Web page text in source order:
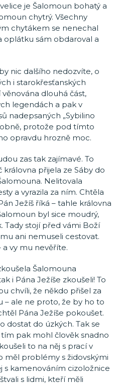
je Šalomoun bohatý a
chytrý. Všechny
chytákem se nenechal
oplátku sám obdaroval a
nic dalšího nedozvíte, o
i starokřesťanských
dlouhá část,
legendách a pak v
nadepsaných „Sybilino
protože pod tímto
opravdu hrozně moc.
zas tak zajímavé. To
přijela ze Sáby do
Nelitovala
a vyrazila za ním. Chtěla
Ježíš říká – tahle královna
byl sice moudrý,
Tady stojí před vámi Boží
ani nemuseli cestovat.
a vy mu nevěříte.
Šalomouna
i Pána Ježíše zkoušeli! To
chvíli, že někdo přišel za
– ale ne proto, že by ho to
Pána Ježíše pokoušet.
dostat do úzkých. Tak se
pak mohl člověk snadno
to na něj s prací v
měl problémy s židovskými
s kamenováním cizoložnice
s lidmi, kteří měli